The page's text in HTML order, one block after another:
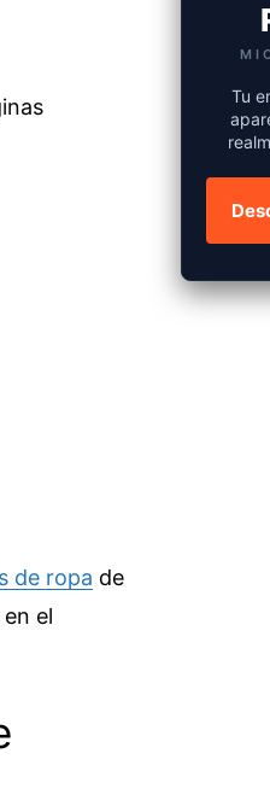
de ropa de
el
Tu